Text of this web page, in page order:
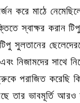
করে মাঠে
স্বাক্ষর করান
নিজামদের সাথে
পরাজিত করেছি
তার ভাবমূর্তি